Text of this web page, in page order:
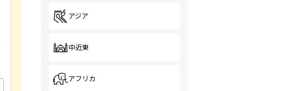
アジア
中近東
アフリカ